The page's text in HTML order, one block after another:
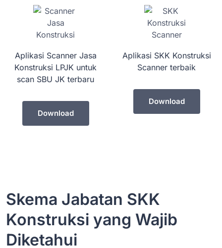
Aplikasi Scanner Jasa
Konstruksi LPJK untuk
scan SBU JK terbaru
Download
Aplikasi SKK Konstruksi
Scanner terbaik
Download
Skema Jabatan SKK
Konstruksi yang Wajib
Diketahui